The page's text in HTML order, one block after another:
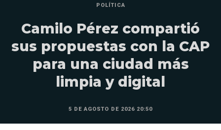
POLÍTICA
Camilo Pérez compartió
sus propuestas con la CAP
para una ciudad más
limpia y digital
5 DE AGOSTO DE 2026 20:50